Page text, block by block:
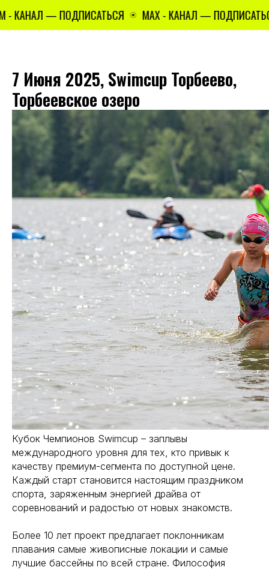
- КАНАЛ — ПОДПИСАТЬСЯ MAX - КАНАЛ — ПОДПИСАТЬСЯ
7 Июня 2025, Swimcup Торбеево,
Торбеевское озеро
Кубок Чемпионов Swimcup – заплывы
международного уровня для тех, кто привык к
качеству премиум-сегмента по доступной цене.
Каждый старт становится настоящим праздником
спорта, заряженным энергией драйва от
соревнований и радостью от новых знакомств.
Более 10 лет проект предлагает поклонникам
плавания самые живописные локации и самые
лучшие бассейны по всей стране. Философия